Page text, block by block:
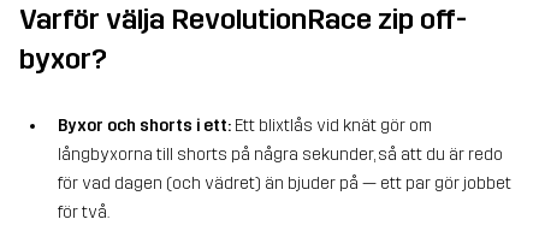
Varför välja RevolutionRace zip off-
byxor?
Byxor och shorts i ett: Ett blixtlås vid knät gör om
långbyxorna till shorts på några sekunder, så att du är redo
för vad dagen (och vädret) än bjuder på — ett par gör jobbet
för två.